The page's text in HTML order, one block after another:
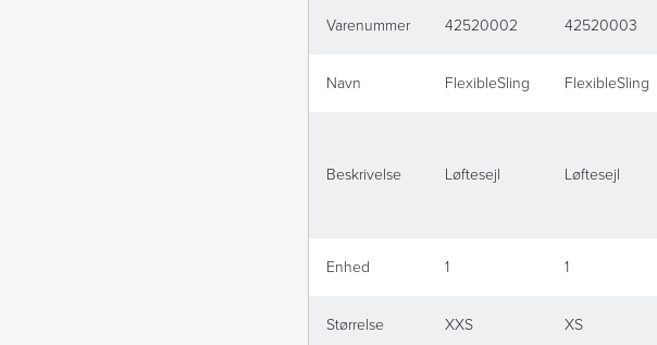
Varenummer 42520002 42520003
Navn FlexibleSling FlexibleSling
Beskrivelse Løftesejl Løftesejl
Enhed 1 1
Størrelse XXS XS